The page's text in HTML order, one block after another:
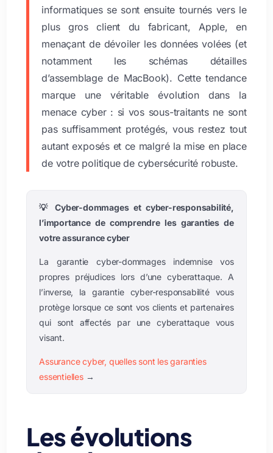
informatiques se sont ensuite tournés vers le
plus gros client du fabricant, Apple, en
menaçant de dévoiler les données volées (et
notamment les schémas détailles
d’assemblage de MacBook). Cette tendance
marque une véritable évolution dans la
menace cyber : si vos sous-traitants ne sont
pas suffisamment protégés, vous restez tout
autant exposés et ce malgré la mise en place
de votre politique de cybersécurité robuste.
💡 Cyber-dommages et cyber-responsabilité,
l’importance de comprendre les garanties de
votre assurance cyber
La garantie cyber-dommages indemnise vos
propres préjudices lors d’une cyberattaque. A
l’inverse, la garantie cyber-responsabilité vous
protège lorsque ce sont vos clients et partenaires
qui sont affectés par une cyberattaque vous
visant.
Assurance cyber, quelles sont les garanties
essentielles→
Les évolutions